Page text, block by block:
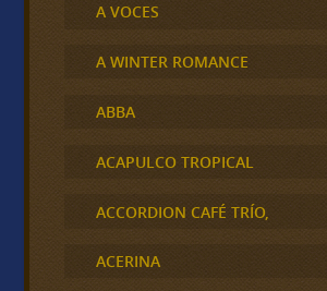
A VOCES
A WINTER ROMANCE
ABBA
ACAPULCO TROPICAL
ACCORDION CAFÉ TRÍO,
ACERINA